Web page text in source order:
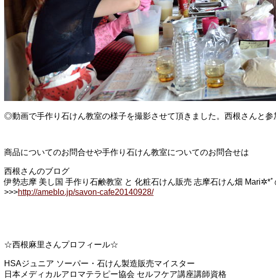
◎動画で手作り石けん教室の様子を撮影させて頂きました。西根さんと
商品についてのお問合せや手作り石けん教室についてのお問合せは
西根さんのブログ
伊勢志摩 美し国 手作り石鹸教室 と 化粧石けん販売 志摩石けん畑 Mari✲*
>>>http://ameblo.jp/savon-cafe20140928/
☆西根麻里さんプロフィール☆
HSAジュニア ソーパー・石けん製造販売マイスター
日本メディカルアロマテラピー協会 セルフケア講座講師資格